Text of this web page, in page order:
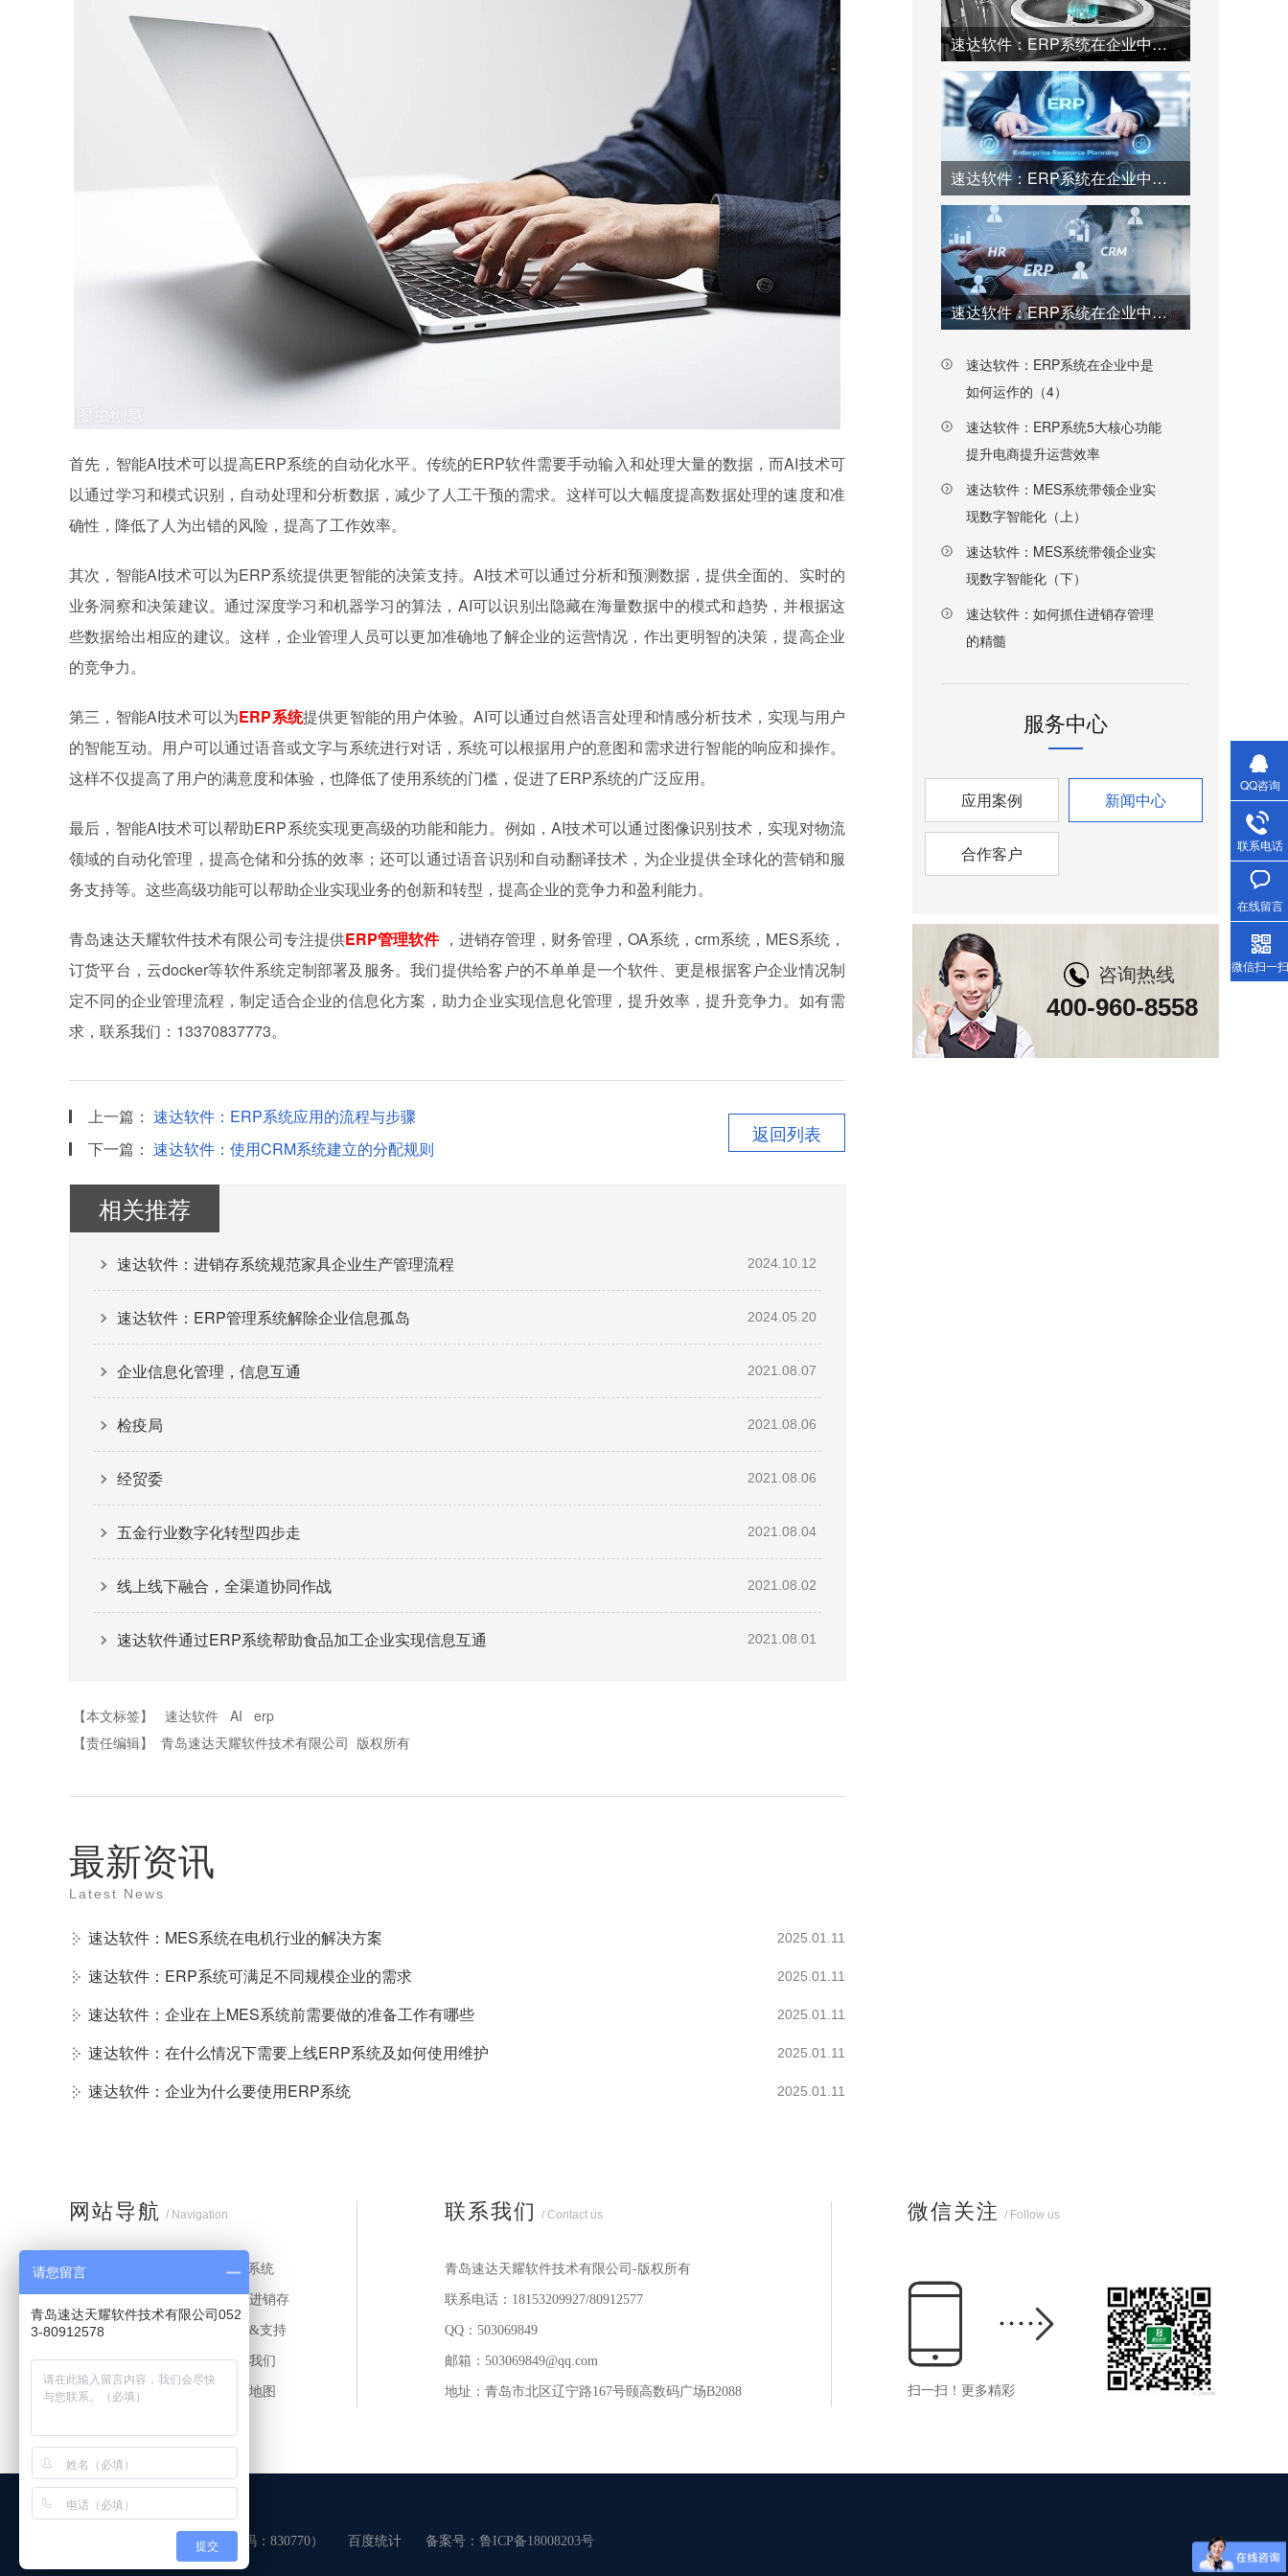
首先，智能AI技术可以提高ERP系统的自动化水平。传统的ERP软件需要手动输入和处理大量的数据，而AI技术可
以通过学习和模式识别，自动处理和分析数据，减少了人工干预的需求。这样可以大幅度提高数据处理的速度和准
确性，降低了人为出错的风险，提高了工作效率。
其次，智能AI技术可以为ERP系统提供更智能的决策支持。AI技术可以通过分析和预测数据，提供全面的、实时的
业务洞察和决策建议。通过深度学习和机器学习的算法，AI可以识别出隐藏在海量数据中的模式和趋势，并根据这
些数据给出相应的建议。这样，企业管理人员可以更加准确地了解企业的运营情况，作出更明智的决策，提高企业
的竞争力。
第三，智能AI技术可以为ERP系统提供更智能的用户体验。AI可以通过自然语言处理和情感分析技术，实现与用户
的智能互动。用户可以通过语音或文字与系统进行对话，系统可以根据用户的意图和需求进行智能的响应和操作。
这样不仅提高了用户的满意度和体验，也降低了使用系统的门槛，促进了ERP系统的广泛应用。
最后，智能AI技术可以帮助ERP系统实现更高级的功能和能力。例如，AI技术可以通过图像识别技术，实现对物流
领域的自动化管理，提高仓储和分拣的效率；还可以通过语音识别和自动翻译技术，为企业提供全球化的营销和服
务支持等。这些高级功能可以帮助企业实现业务的创新和转型，提高企业的竞争力和盈利能力。
青岛速达天耀软件技术有限公司专注提供ERP管理软件 ，进销存管理，财务管理，OA系统，crm系统，MES系统，
订货平台，云docker等软件系统定制部署及服务。我们提供给客户的不单单是一个软件、更是根据客户企业情况制
定不同的企业管理流程，制定适合企业的信息化方案，助力企业实现信息化管理，提升效率，提升竞争力。如有需
求，联系我们：13370837773。
上一篇： 速达软件：ERP系统应用的流程与步骤
下一篇： 速达软件：使用CRM系统建立的分配规则
返回列表
相关推荐
速达软件：进销存系统规范家具企业生产管理流程 2024.10.12
速达软件：ERP管理系统解除企业信息孤岛 2024.05.20
企业信息化管理，信息互通 2021.08.07
检疫局 2021.08.06
经贸委 2021.08.06
五金行业数字化转型四步走 2021.08.04
线上线下融合，全渠道协同作战 2021.08.02
速达软件通过ERP系统帮助食品加工企业实现信息互通 2021.08.01
【本文标签】 速达软件 AI
erp
【责任编辑】
青岛速达天耀软件技术有限公司 版权所有
最新资讯
Latest News
速达软件：MES系统在电机行业的解决方案 2025.01.11
速达软件：ERP系统可满足不同规模企业的需求 2025.01.11
速达软件：企业在上MES系统前需要做的准备工作有哪些 2025.01.11
速达软件：在什么情况下需要上线ERP系统及如何使用维护 2025.01.11
速达软件：企业为什么要使用ERP系统 2025.01.11
速达软件：ERP系统在企业中是如何运作的（1）
速达软件：ERP系统在企业中是如何运作的（2）
速达软件：ERP系统在企业中是如何运作的（3）
速达软件：ERP系统在企业中是
如何运作的（4）
速达软件：ERP系统5大核心功能
提升电商提升运营效率
速达软件：MES系统带领企业实
现数字智能化（上）
速达软件：MES系统带领企业实
现数字智能化（下）
速达软件：如何抓住进销存管理
的精髓
服务中心
应用案例 新闻中心
合作客户
咨询热线
400-960-8558
网站导航 / Navigation
首页 ERP系统
财务进销存
应用案例 服务&支持
新闻中心 关于我们
联系我们 网站地图
联系我们 / Contact us
青岛速达天耀软件技术有限公司-版权所有
联系电话：18153209927/80912577
QQ：503069849
邮箱：503069849@qq.com
地址：青岛市北区辽宁路167号颐高数码广场B2088
微信关注 / Follow us
扫一扫！更多精彩
技术支持：牛商股份（股票代码：830770） 百度统计 备案号： 鲁ICP备18008203号
QQ咨询
联系电话
在线留言
微信扫一扫
请您留言
青岛速达天耀软件技术有限公司052
3-80912578
提交